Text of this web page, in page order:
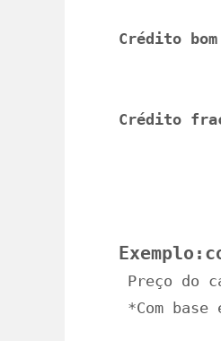
Crédito
Crédito
Preço do
*Com